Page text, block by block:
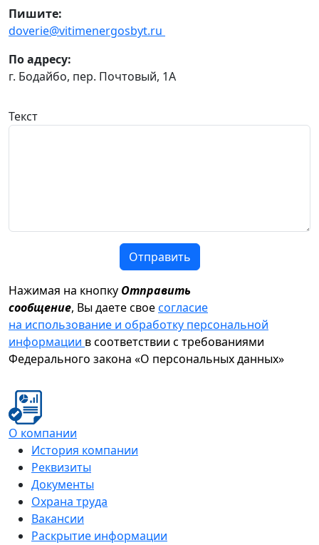
Пишите:
doverie@vitimenergosbyt.ru
По адресу:
г. Бодайбо, пер. Почтовый, 1А
Текст
Отправить
Нажимая на кнопку Отправить
сообщение, Вы даете своесогласие
на использование и обработку персональной
информации в соответствии с требованиями
Федерального закона «О персональных данных»
О компании
История компании
Реквизиты
Документы
Охрана труда
Вакансии
Раскрытие информации